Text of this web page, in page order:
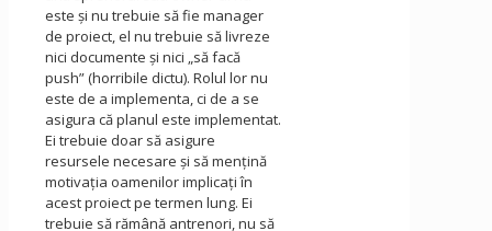
este şi nu trebuie să fie manager
de proiect, el nu trebuie să livreze
nici documente şi nici „să facă
push” (horribile dictu). Rolul lor nu
este de a implementa, ci de a se
asigura că planul este implementat.
Ei trebuie doar să asigure
resursele necesare şi să menţină
motivaţia oamenilor implicaţi în
acest proiect pe termen lung. Ei
trebuie să rămână antrenori, nu să